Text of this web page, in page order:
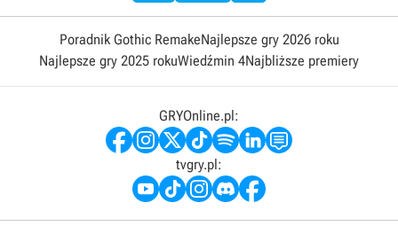
Poradnik Gothic RemakeNajlepsze gry 2026 roku
Najlepsze gry 2025 rokuWiedźmin 4Najbliższe premiery
GRYOnline.pl:
tvgry.pl: